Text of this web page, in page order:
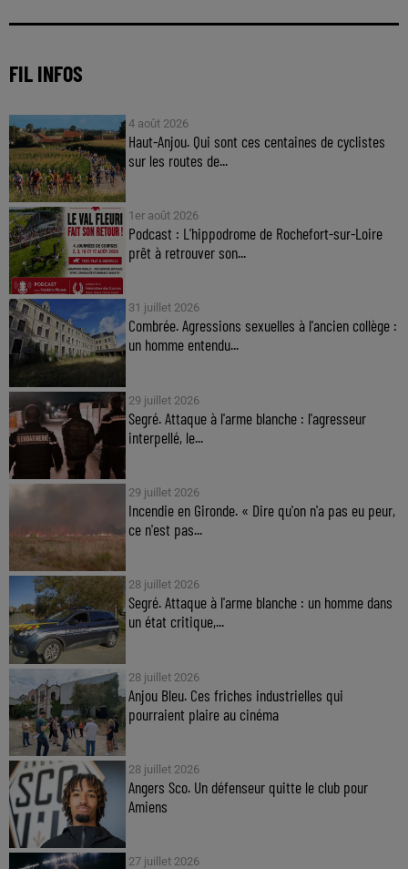
FIL INFOS
4 août 2026
Haut-Anjou. Qui sont ces centaines de cyclistes
sur les routes de...
1er août 2026
Podcast : L’hippodrome de Rochefort-sur-Loire
prêt à retrouver son...
31 juillet 2026
Combrée. Agressions sexuelles à l'ancien collège :
un homme entendu...
29 juillet 2026
Segré. Attaque à l'arme blanche : l'agresseur
interpellé, le...
29 juillet 2026
Incendie en Gironde. « Dire qu'on n'a pas eu peur,
ce n'est pas...
28 juillet 2026
Segré. Attaque à l'arme blanche : un homme dans
un état critique,...
28 juillet 2026
Anjou Bleu. Ces friches industrielles qui
pourraient plaire au cinéma
28 juillet 2026
Angers Sco. Un défenseur quitte le club pour
Amiens
27 juillet 2026